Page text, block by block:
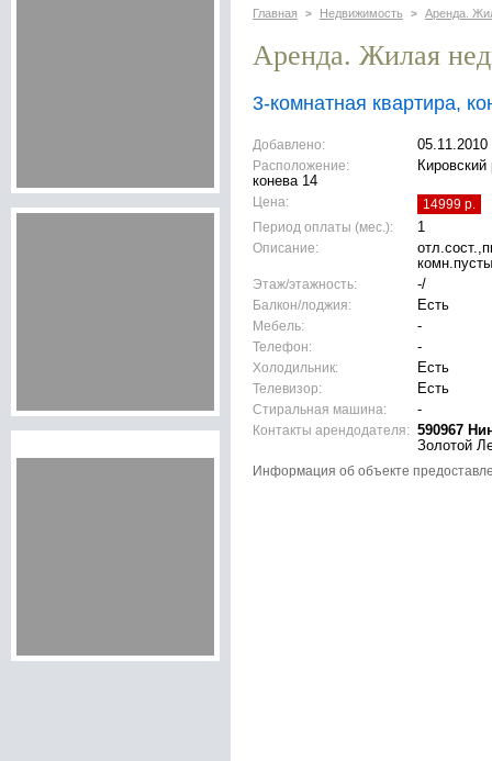
Главная > Недвижимость > Аренда.
Аренда. Жилая
3-комнатная квартира,
Добавлено:
05.11.2010
Расположение:
конева 14
Цена:
14999 р.
Период оплаты (мес.):
1
Описание:
Этаж/этажность:
-/
Балкон/лоджия:
Есть
Мебель:
-
Телефон:
-
Холодильник:
Есть
Телевизор:
Есть
Стиральная машина:
-
Контакты арендодателя: 590967
Золотой
Информация об объекте